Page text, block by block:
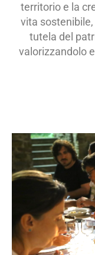
territorio e la
vita
tutela del
valorizzandolo